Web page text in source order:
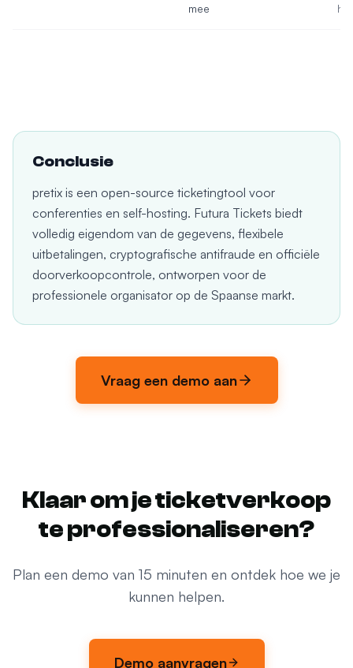
mee
Conclusie
pretix is een open-source ticketingtool voor
conferenties en self-hosting. Futura Tickets biedt
volledig eigendom van de gegevens, flexibele
uitbetalingen, cryptografische antifraude en officiële
doorverkoopcontrole, ontworpen voor de
professionele organisator op de Spaanse markt.
Vraag een demo aan
Klaar om je ticketverkoop
te professionaliseren?
Plan een demo van 15 minuten en ontdek hoe we je
kunnen helpen.
Demo aanvragen